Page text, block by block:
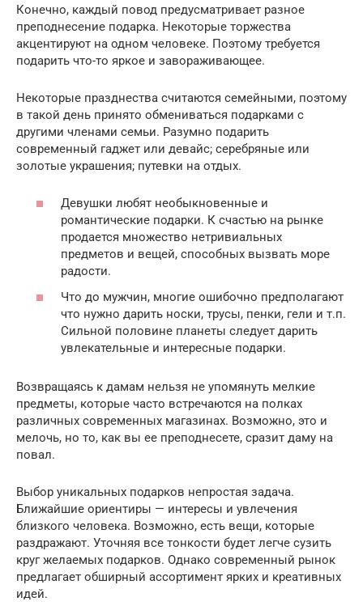
Конечно, каждый повод предусматривает разное
преподнесение подарка. Некоторые торжества
акцентируют на одном человеке. Поэтому требуется
подарить что-то яркое и завораживающее.
Некоторые празднества считаются семейными, поэтому
в такой день принято обмениваться подарками с
другими членами семьи. Разумно подарить
современный гаджет или девайс; серебряные или
золотые украшения; путевки на отдых.
Девушки любят необыкновенные и
романтические подарки. К счастью на рынке
продается множество нетривиальных
предметов и вещей, способных вызвать море
радости.
Что до мужчин, многие ошибочно предполагают
что нужно дарить носки, трусы, пенки, гели и т.п.
Сильной половине планеты следует дарить
увлекательные и интересные подарки.
Возвращаясь к дамам нельзя не упомянуть мелкие
предметы, которые часто встречаются на полках
различных современных магазинах. Возможно, это и
мелочь, но то, как вы ее преподнесете, сразит даму на
повал.
Выбор уникальных подарков непростая задача.
Ближайшие ориентиры — интересы и увлечения
близкого человека. Возможно, есть вещи, которые
раздражают. Уточняя все тонкости будет легче сузить
круг желаемых подарков. Однако современный рынок
предлагает обширный ассортимент ярких и креативных
идей.